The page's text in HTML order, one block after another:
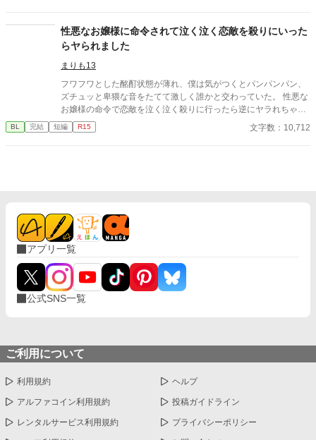
性悪なお嬢様に命令されて泣く泣く恋敵を殺りにいった
らヤられました
まりも13
フワフワとした酩酊状態が薄れ、僕は気がつくとパンパンパン、
ズチュッと卑猥な音をたてて激しく誰かと交わっていた。 性悪な
お嬢様の命令で恋敵を泣く泣く殺りに行ったら逆にヤラれちゃっ
た、ちょっとアホな子の話です。 （ムーンライトノベルにも掲載
しています）
BL 完結 短編 R15 文字数：10,712
アプリ一覧
公式SNS一覧
ご利用について
利用規約 ヘルプ
アルファコイン利用規約 投稿ガイドライン
レンタルサービス利用規約 プライバシーポリシー